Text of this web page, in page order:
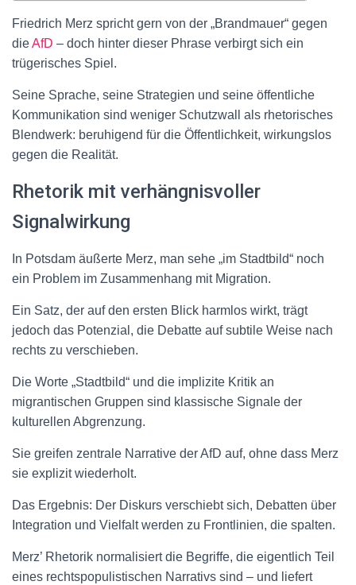
Friedrich Merz spricht gern von der „Brandmauer“ gegen
dieAfD – doch hinter dieser Phrase verbirgt sich ein
trügerisches Spiel.
Seine Sprache, seine Strategien und seine öffentliche
Kommunikation sind weniger Schutzwall als rhetorisches
Blendwerk: beruhigend für die Öffentlichkeit, wirkungslos
gegen die Realität.
Rhetorik mit verhängnisvoller
Signalwirkung
In Potsdam äußerte Merz, man sehe „im Stadtbild“ noch
ein Problem im Zusammenhang mit Migration.
Ein Satz, der auf den ersten Blick harmlos wirkt, trägt
jedoch das Potenzial, die Debatte auf subtile Weise nach
rechts zu verschieben.
Die Worte „Stadtbild“ und die implizite Kritik an
migrantischen Gruppen sind klassische Signale der
kulturellen Abgrenzung.
Sie greifen zentrale Narrative der AfD auf, ohne dass Merz
sie explizit wiederholt.
Das Ergebnis: Der Diskurs verschiebt sich, Debatten über
Integration und Vielfalt werden zu Frontlinien, die spalten.
Merz’ Rhetorik normalisiert die Begriffe, die eigentlich Teil
eines rechtspopulistischen Narrativs sind – und liefert